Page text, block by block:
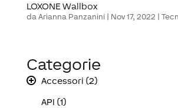
LOXONE Wallbox
da Arianna Panzanini| Nov 17, 2022 |
Categorie
Accessori (2)
API (1)